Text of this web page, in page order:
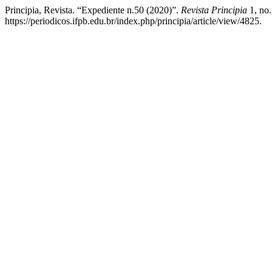
Principia, Revista. “Expediente n.50 (2020)”. Revista Principia 1,
https://periodicos.ifpb.edu.br/index.php/principia/article/view/4825.